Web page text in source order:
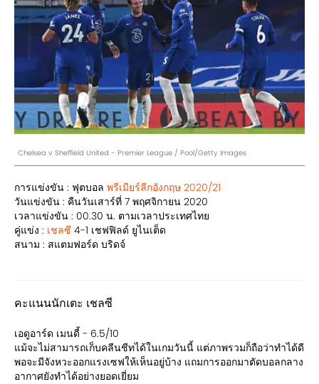
Chelsea v Sheffield United - Premier League / Pool/Getty Images
การแข่งขัน : ฟุตบอล พรีเมียร์ลีกอังกฤษ 2020/21
วันแข่งขัน : คืนวันเสาร์ที่ 7 พฤศจิกายน 2020
เวลาแข่งขัน : 00.30 น. ตามเวลาประเทศไทย
คู่แข่ง : เชลซี 4-1 เชฟฟิลด์ ยูไนเต็ด
สนาม : สแตมฟอร์ด บริดจ์
คะแนนนักเตะ เชลซี
เอดูอาร์ด เมนดี้ - 6.5/10
แม้จะไม่สามารถเก็บคลีนชีทได้ในเกมวันนี้ แต่ภาพรวมก็ถือว่าทำได้ดี
พอจะมีจังหวะออกแรงเซฟให้เห็นอยู่บ้าง แถมการออกมาตัดบอลกลาง
อากาศยังทำได้อย่างยอดเยี่ยม